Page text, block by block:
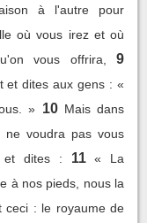
à l'autre pour
où vous irez et où
vous offrira,
9
et dites aux gens : «
» 10 Mais dans
voudra pas vous
et dites :
11
« La
à nos pieds, nous la
ceci : le royaume de